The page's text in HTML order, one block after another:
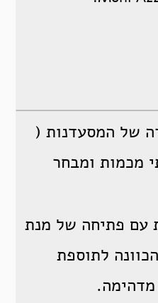
של המסעדנות (
מכמות ומבחר
עם פתיחה של מנת
לתוספת